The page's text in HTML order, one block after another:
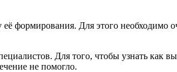
формирования. Для этого необходимо
Для того, чтобы узнать как
не помогло.